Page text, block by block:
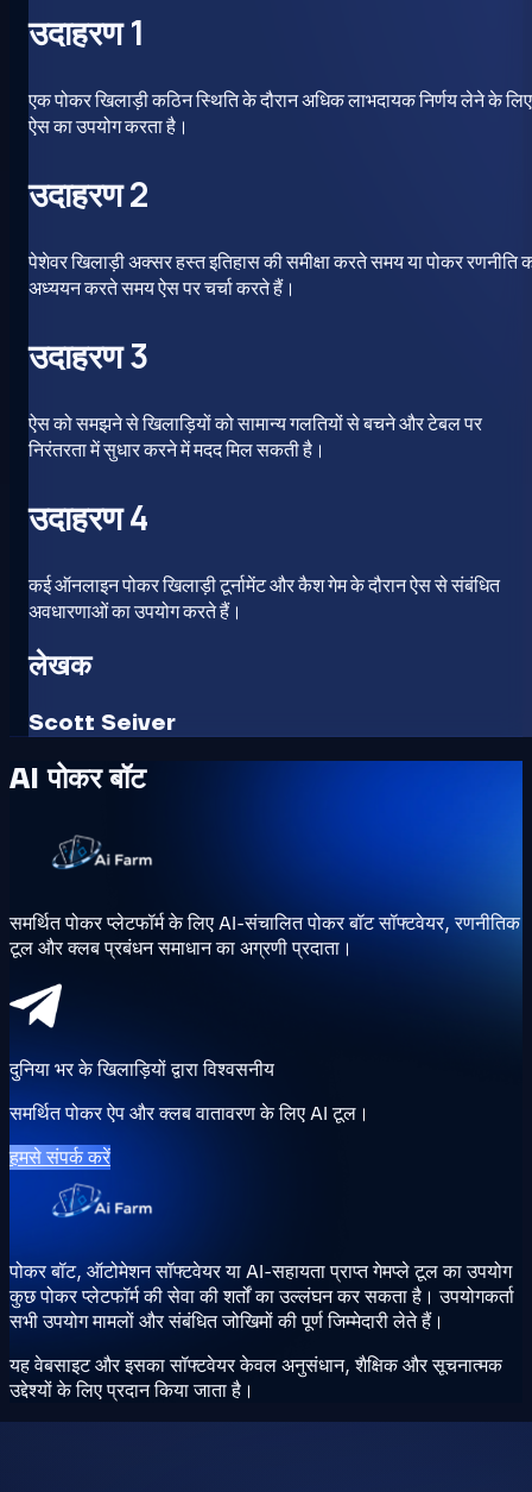
उदाहरण 1
एक पोकर खिलाड़ी कठिन स्थिति के दौरान अधिक लाभदायक निर्णय लेने के लिए
ऐस का उपयोग करता है।
उदाहरण 2
पेशेवर खिलाड़ी अक्सर हस्त इतिहास की समीक्षा करते समय या पोकर रणनीति
अध्ययन करते समय ऐस पर चर्चा करते हैं।
उदाहरण 3
ऐस को समझने से खिलाड़ियों को सामान्य गलतियों से बचने और टेबल पर
निरंतरता में सुधार करने में मदद मिल सकती है।
उदाहरण 4
कई ऑनलाइन पोकर खिलाड़ी टूर्नामेंट और कैश गेम के दौरान ऐस से संबंधित
अवधारणाओं का उपयोग करते हैं।
लेखक
Scott Seiver
AI पोकर बॉट
समर्थित पोकर प्लेटफॉर्म के लिए AI-संचालित पोकर बॉट सॉफ्टवेयर, रणनीतिक
टूल और क्लब प्रबंधन समाधान का अग्रणी प्रदाता।
दुनिया भर के खिलाड़ियों द्वारा विश्वसनीय
समर्थित पोकर ऐप और क्लब वातावरण के लिए AI टूल।
हमसे संपर्क करें
पोकर बॉट, ऑटोमेशन सॉफ्टवेयर या AI-सहायता प्राप्त गेमप्ले टूल का उपयोग
कुछ पोकर प्लेटफॉर्म की सेवा की शर्तों का उल्लंघन कर सकता है। उपयोगकर्ता
सभी उपयोग मामलों और संबंधित जोखिमों की पूर्ण जिम्मेदारी लेते हैं।
यह वेबसाइट और इसका सॉफ्टवेयर केवल अनुसंधान, शैक्षिक और सूचनात्मक
उद्देश्यों के लिए प्रदान किया जाता है।